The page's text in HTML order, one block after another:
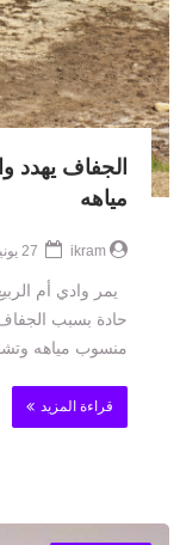
الجفاف يهدد
مياهه
ikram
يمر وادي أم
حادة بسبب
منسوب مياهه
قراءة المزيد